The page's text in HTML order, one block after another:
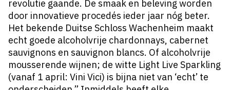
revolutie gaande. De smaak en beleving worden
door innovatieve procedés ieder jaar nóg beter.
Het bekende Duitse Schloss Wachenheim maakt
echt goede alcoholvrije chardonnays, cabernet
sauvignons en sauvignon blancs. Of alcoholvrije
mousserende wijnen; de witte Light Live Sparkling
(vanaf 1 april: Vini Vici) is bijna niet van ‘echt’ te